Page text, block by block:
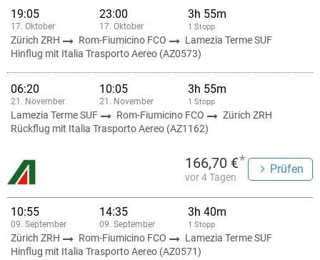
19:05
17. Oktober
23:00
17. Oktober
3h 55m
1 Stopp
Zürich ZRH Rom-Fiumicino FCO
Lamezia Terme SUF
Hinflug mit Italia Trasporto Aereo (AZ0573)
06:20
21. November
10:05
21. November
3h 55m
1 Stopp
Lamezia Terme SUF Rom-Fiumicino FCO
Zürich ZRH
Rückflug mit Italia Trasporto Aereo (AZ1162)
166,70 €*
vor 4 Tagen
Prüfen
10:55
09. September
14:35
09. September
3h 40m
1 Stopp
Zürich ZRH Rom-Fiumicino FCO
Lamezia Terme SUF
Hinflug mit Italia Trasporto Aereo (AZ0571)